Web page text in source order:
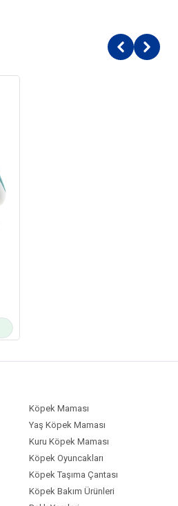
Köpek Maması
Yaş Köpek Maması
Kuru Köpek Maması
Köpek Oyuncakları
Köpek Taşıma Çantası
Köpek Bakım Ürünleri